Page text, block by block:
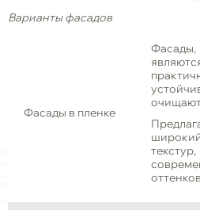
Варианты фасадов
Фасады в пленке